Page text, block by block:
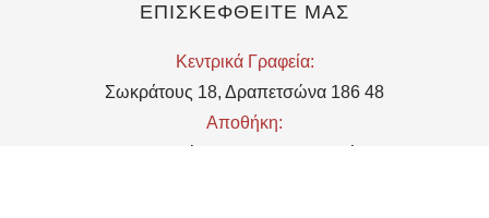
ΕΠΙΣΚΕΦΘΕΙΤΕ ΜΑΣ
Kεντρικά Γραφεία:
Σωκράτους 18, Δραπετσώνα 186 48
Αποθήκη: